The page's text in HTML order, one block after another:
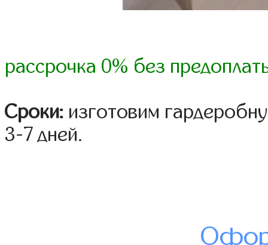
рассрочка 0% без
Сроки: изготовим
3-7 дней.